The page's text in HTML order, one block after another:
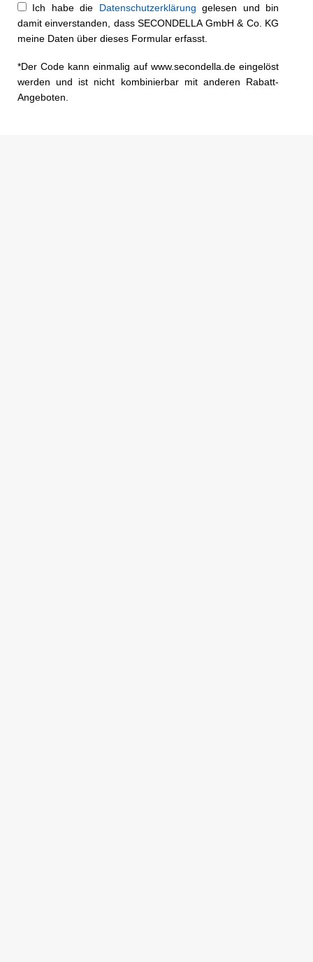
Ich habe die Datenschutzerklärung gelesen und bin
damit einverstanden, dass SECONDELLA GmbH & Co. KG
meine Daten über dieses Formular erfasst.
*Der Code kann einmalig auf www.secondella.de eingelöst
werden und ist nicht kombinierbar mit anderen Rabatt-
Angeboten.